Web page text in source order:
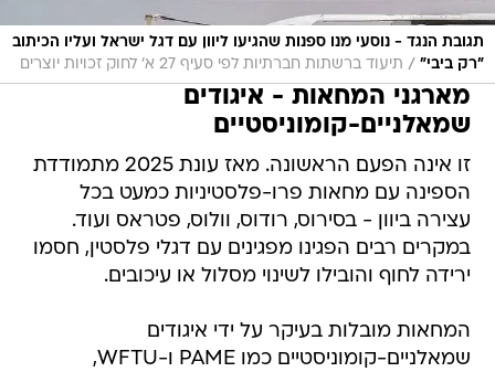
תגובת הנגד - נוסעי מנו ספנות שהגיעו ליוון עם דגל ישראל ועליו הכיתוב
"רק ביבי" / תיעוד ברשתות חברתיות לפי סעיף 27 א' לחוק זכויות יוצרים
מארגני המחאות - איגודים
שמאלניים-קומוניסטיים
זו אינה הפעם הראשונה. מאז עונת 2025 מתמודדת
הספינה עם מחאות פרו-פלסטיניות כמעט בכל
עצירה ביוון - בסירוס, רודוס, וולוס, פטראס ועוד.
במקרים רבים הפגינו מפגינים עם דגלי פלסטין, חסמו
ירידה לחוף והובילו לשינוי מסלול או עיכובים.
המחאות מובלות בעיקר על ידי איגודים
שמאלניים-קומוניסטיים כמו PAME ו-WFTU,